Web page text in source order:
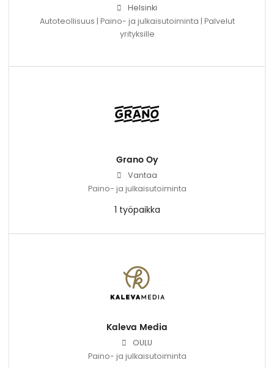
Helsinki
Autoteollisuus | Paino- ja julkaisutoiminta | Palvelut
yrityksille
Grano Oy
Vantaa
Paino- ja julkaisutoiminta
1 työpaikka
Kaleva Media
OULU
Paino- ja julkaisutoiminta